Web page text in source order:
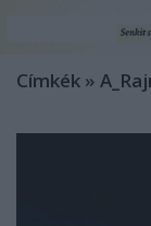
Címkék »